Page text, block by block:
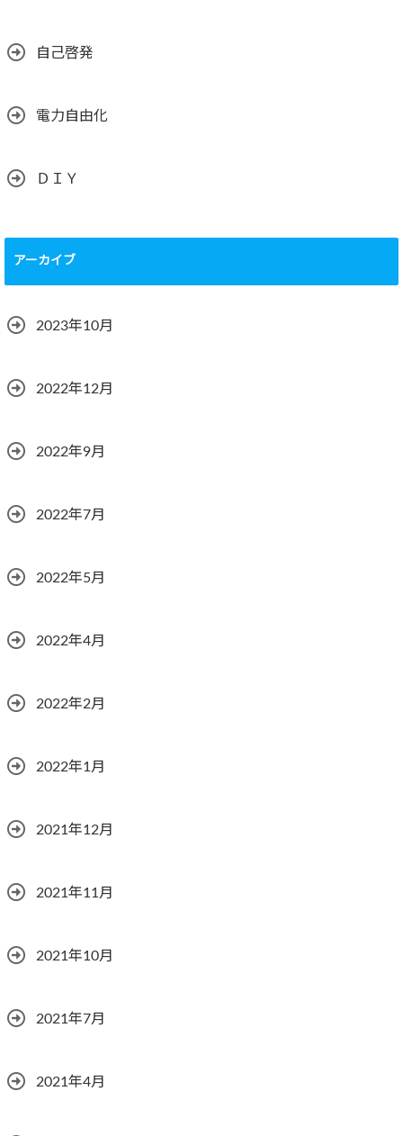
自己啓発
電力自由化
ＤＩＹ
アーカイブ
2023年10月
2022年12月
2022年9月
2022年7月
2022年5月
2022年4月
2022年2月
2022年1月
2021年12月
2021年11月
2021年10月
2021年7月
2021年4月